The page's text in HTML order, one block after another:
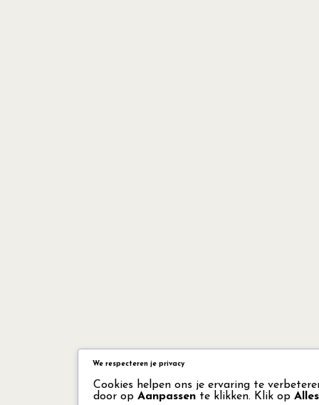
We respecteren je privacy
Cookies helpen ons je ervaring te
door opAanpassen te klikken. Klik op